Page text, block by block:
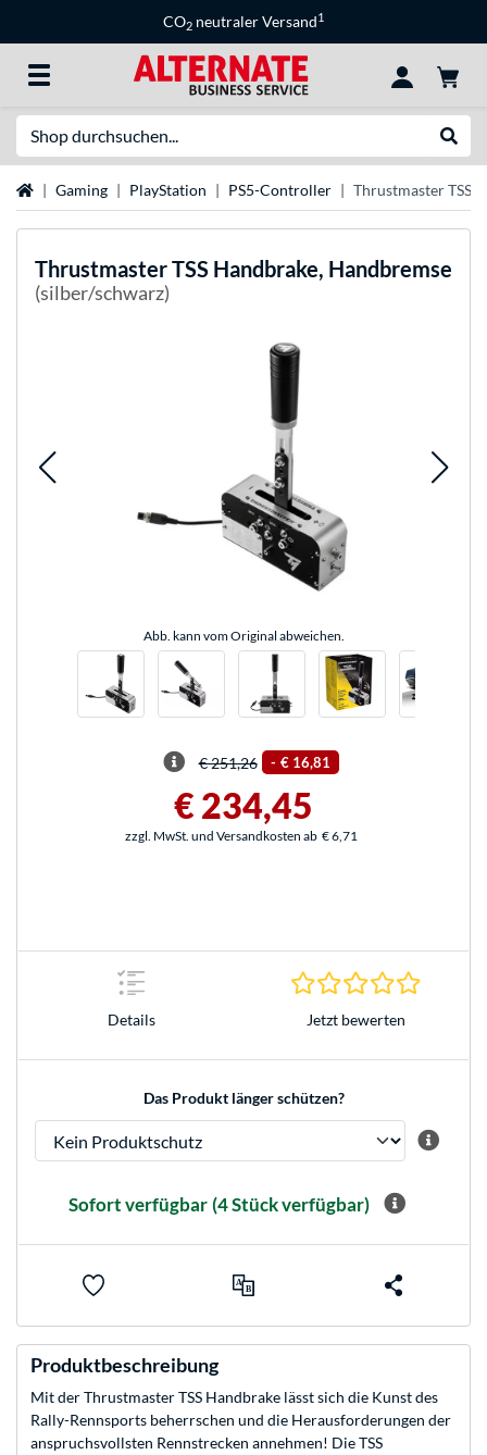
CO2 neutraler Versand1
StartseiteGaming PlayStation PS5-Controller Thrustmaster TSS
ThrustmasterTSS Handbrake, Handbremse
(silber/schwarz)
Abb. kann vom Original abweichen.
€ 251,26 - € 16,81
€ 234,45
zzgl. MwSt. und Versandkosten ab € 6,71
Details Jetzt bewerten
Das Produkt länger schützen?
Sofort verfügbar (4 Stück verfügbar)
Produktbeschreibung
Mit der Thrustmaster TSS Handbrake lässt sich die Kunst des
Rally-Rennsports beherrschen und die Herausforderungen der
anspruchsvollsten Rennstrecken annehmen! Die TSS